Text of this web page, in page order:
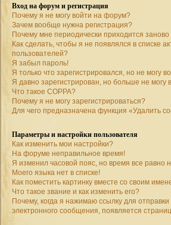
Вход на форум и регистрация
Почему я не могу войти на форум?
Зачем вообще нужна регистрация?
Почему мне периодически приходится
Как сделать, чтобы я не появлялся в списке
пользователей?
Я забыл пароль!
Я только что зарегистрировался, но не могу
Я давно зарегистрирован, но больше не могу
Что такое COPPA?
Почему я не могу зарегистрироваться?
Для чего предназначена функция «Удалить
Параметры и настройки пользователя
Как изменить мои настройки?
На форуме неправильное время!
Я изменил часовой пояс, но время все равно
Моего языка нет в списке!
Как поместить картинку вместе со своим
Что такое звание и как изменить его?
Почему, когда я нажимаю ссылку для
электронного сообщения, появляется